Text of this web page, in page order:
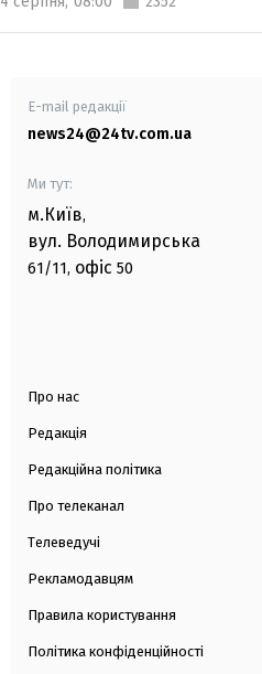
E-mail редакції
news24@24tv.com.ua
Ми тут:
м.Київ,
вул. Володимирська
61/11, офіс 50
Про нас
Редакція
Редакційна політика
Про телеканал
Телеведучі
Рекламодавцям
Правила користування
Політика конфіденційності